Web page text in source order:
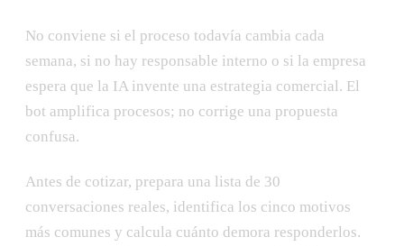
No conviene si el proceso todavía cambia cada
semana, si no hay responsable interno o si la empresa
espera que la IA invente una estrategia comercial. El
bot amplifica procesos; no corrige una propuesta
confusa.
Antes de cotizar, prepara una lista de 30
conversaciones reales, identifica los cinco motivos
más comunes y calcula cuánto demora responderlos.